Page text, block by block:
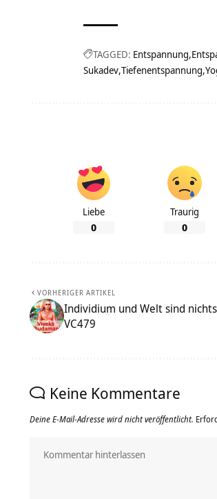
TAGGED: Entspannung
Sukadev Tiefenentspannung
Liebe
0
Traurig
0
VORHERIGER ARTIKEL
Individium und Welt sind
VC479
Keine Kommentare
Deine E-Mail-Adresse wird nicht veröffentlicht.